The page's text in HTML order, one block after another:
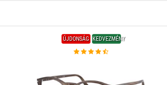
ÚJDONSÁG KEDVEZMÉNY